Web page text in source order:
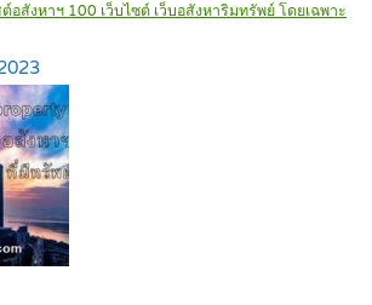
อสังหาฯ 100 เว็บไซต์ เว็บอสังหาริมทรัพย์ โดยเฉพาะ